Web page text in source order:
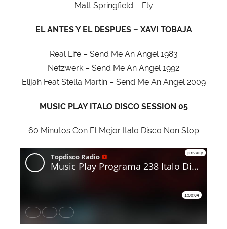
Matt Springfield – Fly
EL ANTES Y EL DESPUES – XAVI TOBAJA
Real Life – Send Me An Angel 1983
Netzwerk – Send Me An Angel 1992
Elijah Feat Stella Martin – Send Me An Angel 2009
MUSIC PLAY ITALO DISCO SESSION 05
60 Minutos Con El Mejor Italo Disco Non Stop